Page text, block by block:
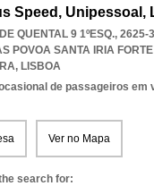
Speed, Unipessoal,
QUENTAL 9 1ºESQ., 2625-
POVOA SANTA IRIA
, LISBOA
de passageiros em
Ver no Mapa
search for: